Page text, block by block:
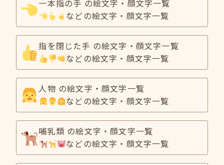
一本指の手 の絵文字・顔文字一覧
などの絵文字・顔文字一覧
指を閉じた手 の絵文字・顔文字一覧
などの絵文字・顔文字一覧
人物 の絵文字・顔文字一覧
などの絵文字・顔文字一覧
哺乳類 の絵文字・顔文字一覧
などの絵文字・顔文字一覧